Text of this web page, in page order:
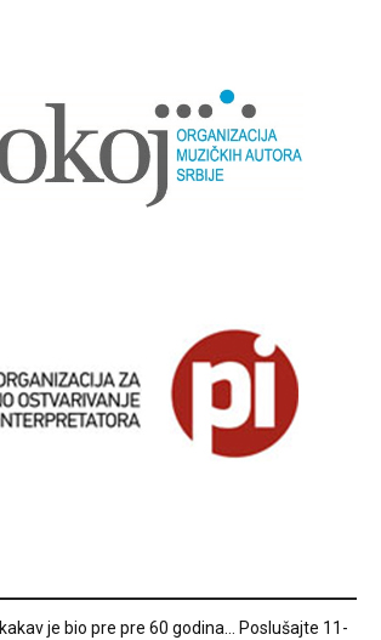
je bio pre pre 60 godina… Poslušajte 11-